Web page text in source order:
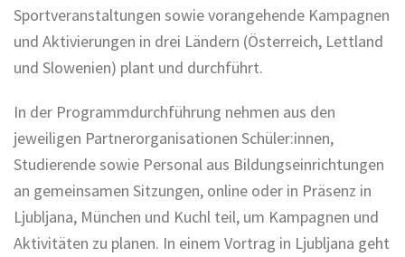
Sportveranstaltungen sowie vorangehende Kampagnen
und Aktivierungen in drei Ländern (Österreich, Lettland
und Slowenien) plant und durchführt.
In der Programmdurchführung nehmen aus den
jeweiligen Partnerorganisationen Schüler:innen,
Studierende sowie Personal aus Bildungseinrichtungen
an gemeinsamen Sitzungen, online oder in Präsenz in
Ljubljana, München und Kuchl teil, um Kampagnen und
Aktivitäten zu planen. In einem Vortrag in Ljubljana geht